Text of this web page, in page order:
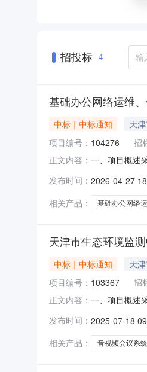
招投标 4
基础办公网络运维
中标｜中标通知 天
项目编号： 104276 招
正文内容： 一、项目概述
13212147301
发布时间： 2026-04-27
相关产品：
基础办公网络
天津市生态环境监
中标｜中标通知 天
项目编号： 103367 招
正文内容： 一、项目概述
成交家数：1
发布时间： 2025-07-18
相关产品：
音视频会议系